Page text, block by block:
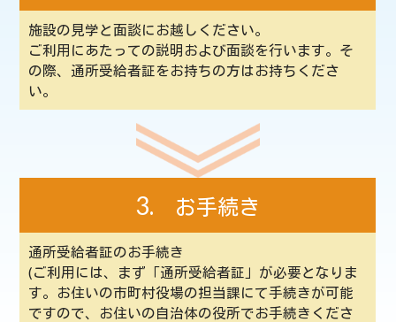
施設の見学と面談にお越しください。
ご利用にあたっての説明および面談を行います。そ
の際、通所受給者証をお持ちの方はお持ちくださ
い。
3. お手続き
通所受給者証のお手続き
(ご利用には、まず「通所受給者証」が必要となりま
す。お住いの市町村役場の担当課にて手続きが可能
ですので、お住いの自治体の役所でお手続きくださ